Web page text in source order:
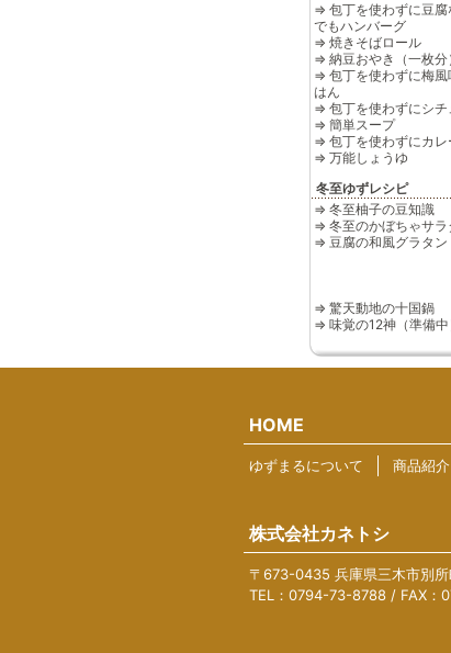
⇒ 包丁を使わずに豆腐
でもハンバーグ
⇒ 焼きそばロール
⇒ 納豆おやき（一枚分
⇒ 包丁を使わずに梅風
はん
⇒ 包丁を使わずにシチ
⇒ 簡単スープ
⇒ 包丁を使わずにカレ
⇒ 万能しょうゆ
冬至ゆずレシピ
⇒ 冬至柚子の豆知識
⇒ 冬至のかぼちゃサラ
⇒ 豆腐の和風グラタン
⇒ 驚天動地の十国鍋
⇒ 味覚の12神（準備中
HOME
ゆずまるについて 商品紹介
株式会社カネトシ
〒673-0435 兵庫県三木市別
TEL：0794-73-8788 / FAX：